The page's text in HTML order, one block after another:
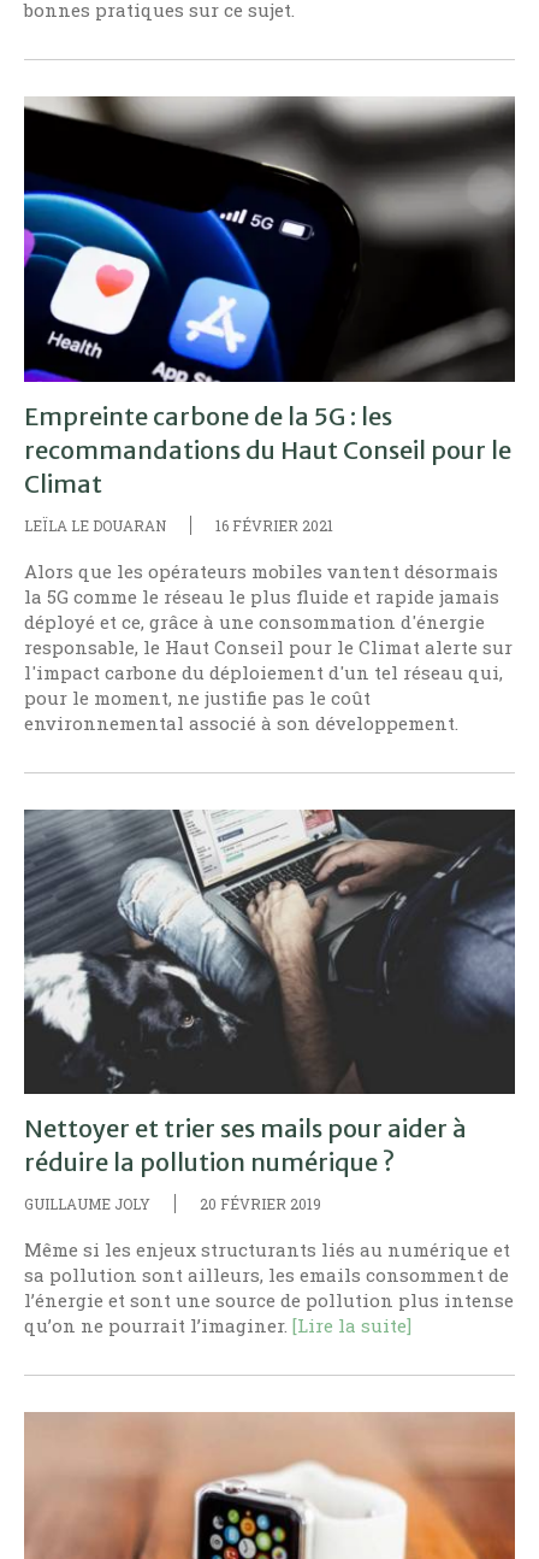
bonnes pratiques sur ce sujet.
Empreinte carbone de la 5G : les
recommandations du Haut Conseil pour le
Climat
LEÏLA LE DOUARAN 16 FÉVRIER 2021
Alors que les opérateurs mobiles vantent désormais
la 5G comme le réseau le plus fluide et rapide jamais
déployé et ce, grâce à une consommation d'énergie
responsable, le Haut Conseil pour le Climat alerte sur
l'impact carbone du déploiement d'un tel réseau qui,
pour le moment, ne justifie pas le coût
environnemental associé à son développement.
Nettoyer et trier ses mails pour aider à
réduire la pollution numérique ?
GUILLAUME JOLY 20 FÉVRIER 2019
Même si les enjeux structurants liés au numérique et
sa pollution sont ailleurs, les emails consomment de
l’énergie et sont une source de pollution plus intense
qu’on ne pourrait l’imaginer. [Lire la suite]